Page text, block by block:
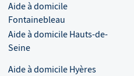
Aide à domicile
Fontainebleau
Aide à domicile Hauts-de-
Seine
Aide à domicile Hyères